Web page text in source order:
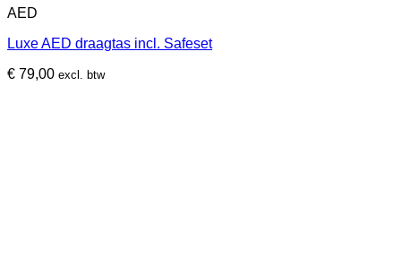
AED
Luxe AED draagtas incl. Safeset
€ 79,00 excl. btw